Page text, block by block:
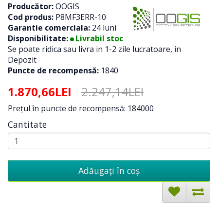
Producător:OOGIS
Cod produs: P8MF3ERR-10
Garantie comerciala: 24 luni
Disponibilitate:
Livrabil stoc
Se poate ridica sau livra in 1-2 zile lucratoare, in
Depozit
Puncte de recompensă: 1840
1.870,66LEI 2.247,14LEI
Preţul în puncte de recompensă: 184000
Cantitate
Adăugați în coş